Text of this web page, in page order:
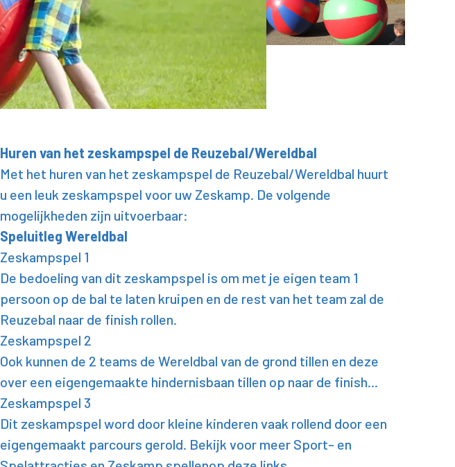
Huren van het zeskampspel de Reuzebal/Wereldbal
Met het huren van het zeskampspel de Reuzebal/Wereldbal huurt
u een leuk zeskampspel voor uw Zeskamp. De volgende
mogelijkheden zijn uitvoerbaar:
Speluitleg Wereldbal
Zeskampspel 1
De bedoeling van dit zeskampspel is om met je eigen team 1
persoon op de bal te laten kruipen en de rest van het team zal de
Reuzebal naar de finish rollen.
Zeskampspel 2
Ook kunnen de 2 teams de Wereldbal van de grond tillen en deze
over een eigengemaakte hindernisbaan tillen op naar de finish...
Zeskampspel 3
Dit zeskampspel word door kleine kinderen vaak rollend door een
eigengemaakt parcours gerold. Bekijk voor meer Sport- en